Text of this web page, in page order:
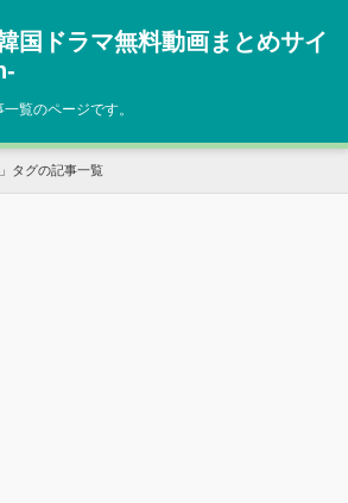
国ドラマ無料動画まとめサイ
覧のページです。
」タグの記事一覧